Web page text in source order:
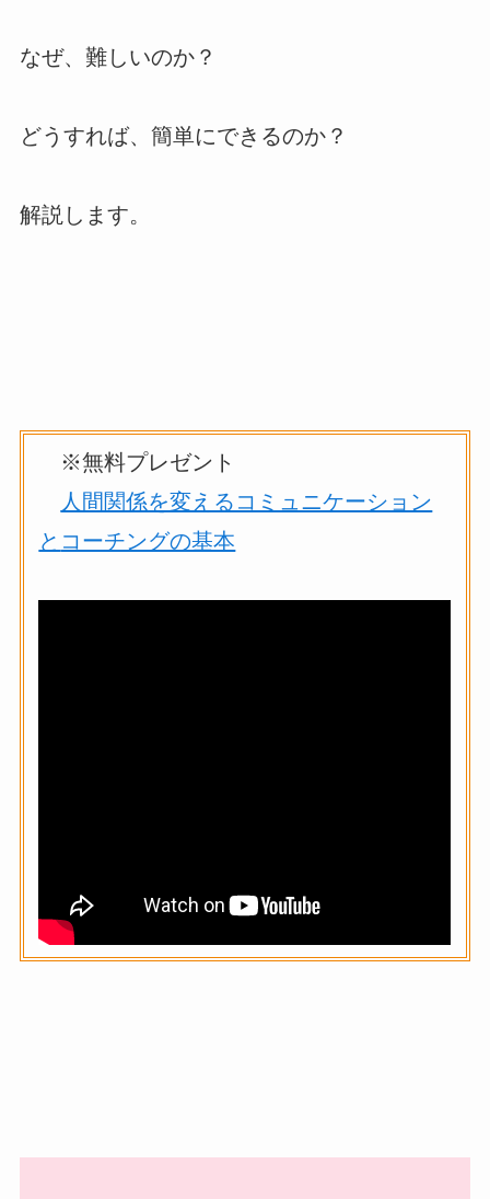
なぜ、難しいのか？
どうすれば、簡単にできるのか？
解説します。
※無料プレゼント
人間関係を変えるコミュニケーション
と コーチングの基本